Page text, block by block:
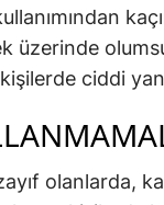
üzerinde
ciddi
olanlarda,